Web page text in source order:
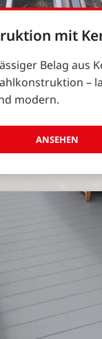
mit
Belag aus
–
modern.
ANSEHEN